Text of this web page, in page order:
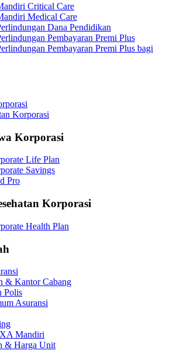
Critical Care
Medical Care
Dana Pendidikan
Pembayaran Premi Plus
Pembayaran Premi Plus bagi
Korporasi
Korporasi
Life Plan
Savings
Pro
Korporasi
Health Plan
& Kantor Cabang
Polis
Asuransi
Mandiri
& Harga Unit